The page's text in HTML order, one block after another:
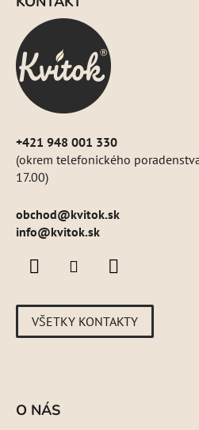
+421 948 001 330
(okrem telefonického
17.00)
obchod@kvitok.sk
info@kvitok.sk
VŠETKY KONTAKTY
O NÁS